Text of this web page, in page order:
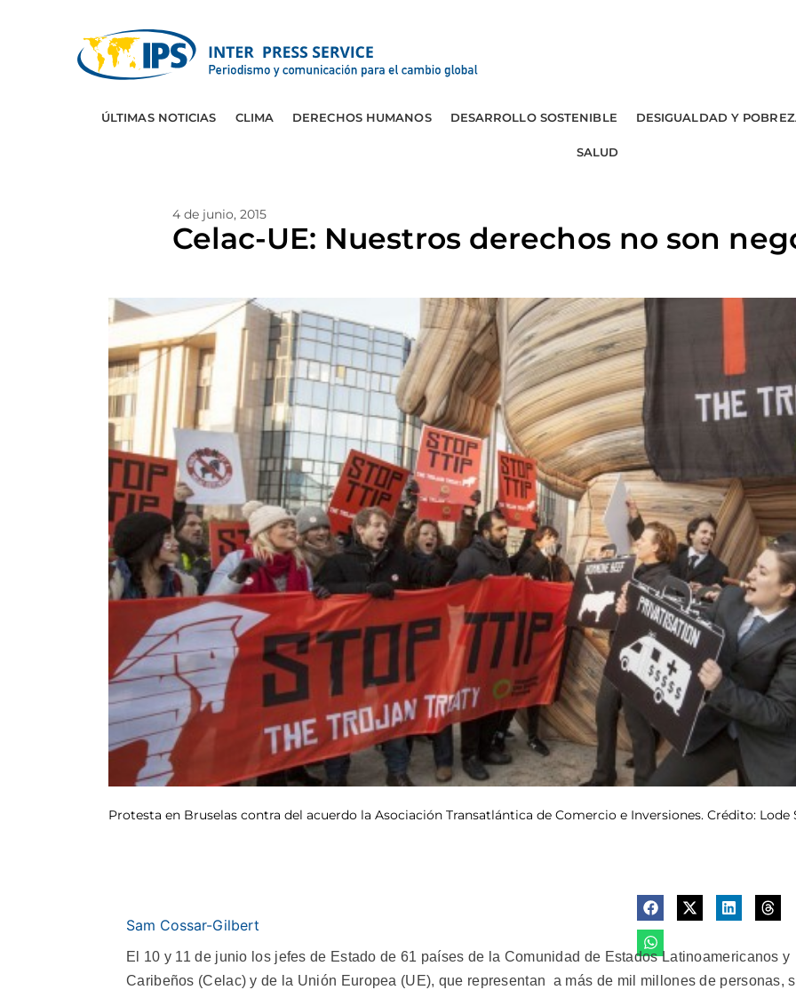
ÚLTIMAS NOTICIAS CLIMA DERECHOS HUMANOS DESARROLLO SOSTENIBLE DESIGUALDAD Y
SALUD
4 de junio, 2015
Celac-UE: Nuestros derechos no son
Protesta en Bruselas contra del acuerdo la Asociación Transatlántica de Comercio e Inversiones. Crédito: Lode
Sam Cossar-Gilbert
El 10 y 11 de junio los jefes de Estado de 61 países de la Comunidad de Estados Latinoamericanos y
Caribeños (Celac) y de la Unión Europea (UE), que representan a más de mil millones de personas,